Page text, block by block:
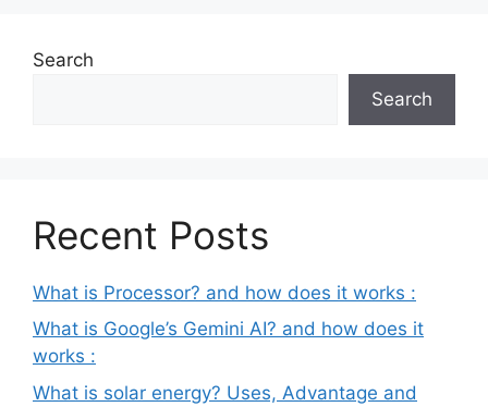
Search
Search
Recent Posts
What is Processor? and how does it works :
What is Google’s Gemini AI? and how does it
works :
What is solar energy? Uses, Advantage and